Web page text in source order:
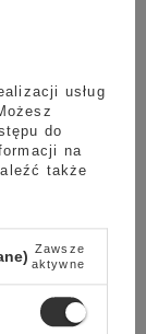
30 dni:
w magazynie
- Czarny
usług
do
na
także
Zawsze
aktywne